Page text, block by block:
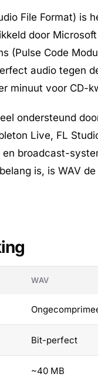
File Format) is
door
(Pulse Code
audio tegen
minuut voor CD-
ondersteund
Live, FL
broadcast-
is, is WAV
WAV
Bit-perfect
~40 MB